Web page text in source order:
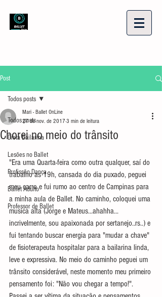
Post
Todos posts
Dieta Bailarina
Lesões no Ballet
Profissão Dança
Ballet Adulto
Professor de Ballet
Todos posts
Chorei no meio do trânsito
Mari - Ballet OnLine
27 de nov. de 2017 3 min de leitura
"Era uma Quarta-feira como outra qualquer, saí do
trabalho as 19h, cansada do dia puxado, peguei
meu carro e fui rumo ao centro de Campinas para
a minha aula de Ballet. No caminho, coloquei uma
musica alta (Jorge e Mateus...ahahha...
incrivelmente, sou apaixonada por sertanejo..rs..) e
fui tentando buscar energia para "mudar a chave"
de fisioterapeuta hospitalar para a bailarina linda,
leve e expressiva. No meio do caminho peguei um
trânsito considerável, neste momento meu primeiro
pensamento foi: "Não vou chegar a tempo!".